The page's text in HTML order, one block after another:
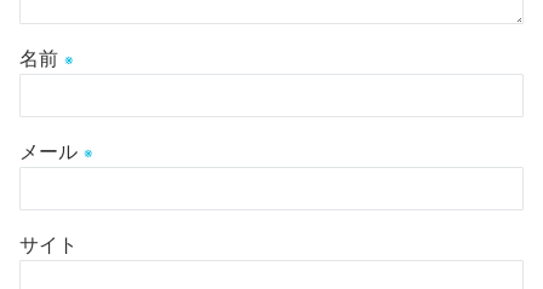
名前 ※
メール ※
サイト